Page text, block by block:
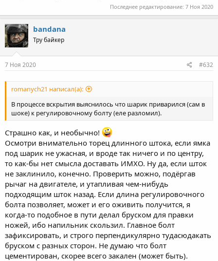
Последнее редактирование: 7 Ноя 2020
bandana
Тру байкер
7 Ноя 2020 #632
romanych21 написал(а):
В процессе вскрытия выяснилось что шарик приварился (сам в
шоке) к регулировочному болту (еле разломил).
Страшно как, и необычно!
Осмотри внимательно торец длинного штока, если ямка
под шарик не ужасная, и вроде так ничего и по центру,
то как-бы нет смысла доставать ИМХО. Ну да, если шток
не заклинило, конечно. Проверить можно, подёргав
рычаг на двигателе, и утапливая чем-нибудь
подходящим шток назад. Если длина регулировочного
болта позволяет, может и его оживить получится, я
когда-то подобное в пути делал бруском для правки
ножей, ибо напильник скользил. Главное болт
зафиксировать, и строго перпендикулярно тудасюдакать
бруском с разных сторон. Не думаю что болт
цементирован, скорее всего закален (может быть).